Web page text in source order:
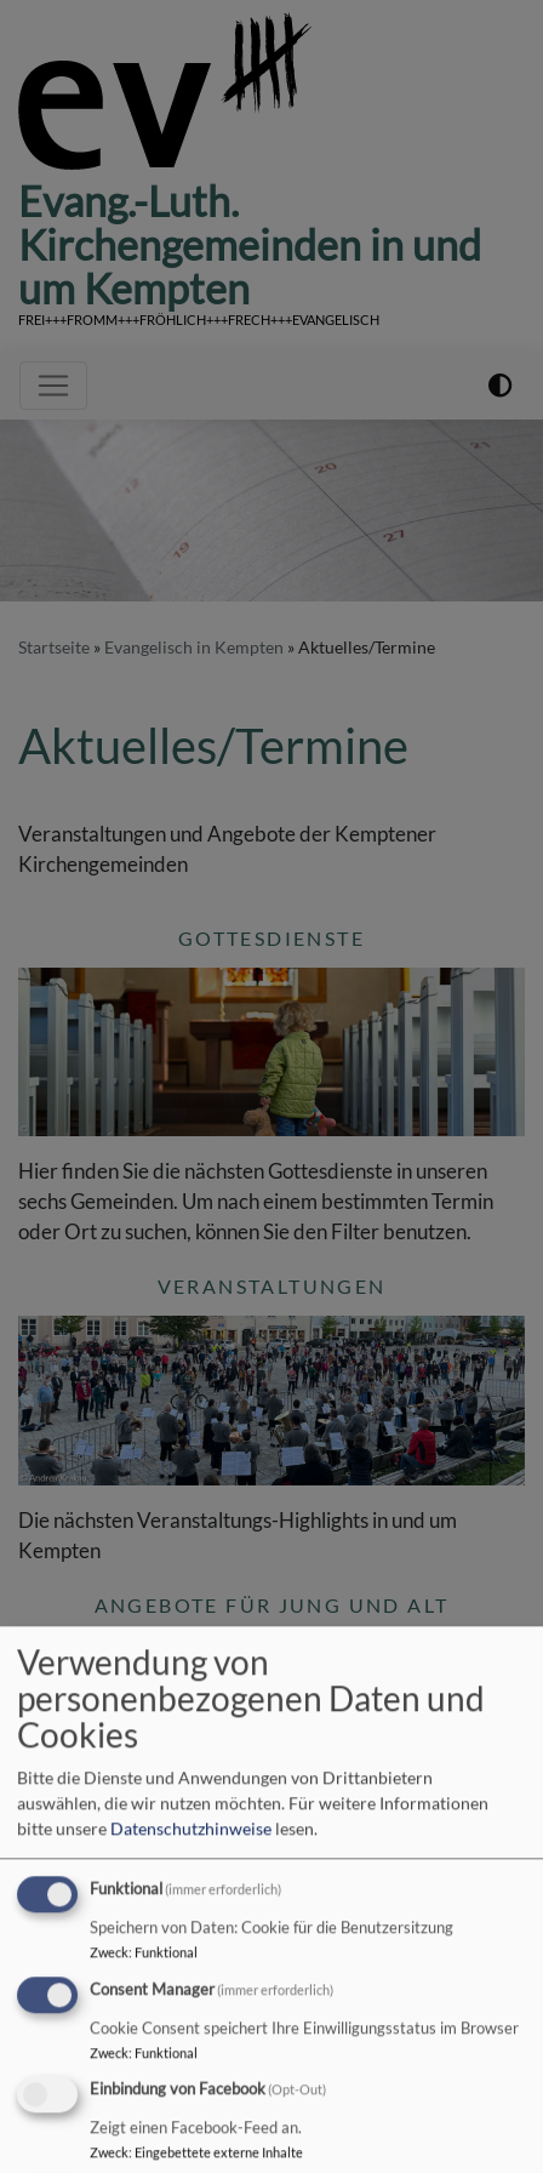
Inhalt
Evang.-Luth.
Kirchengemeinden in und
um Kempten
FREI+++FROMM+++FRÖHLICH+++FRECH+++EVANGELISCH
Hauptnavigation
Startseite Evangelisch in Kempten Aktuelles/Termine
Aktuelles/Termine
Veranstaltungen und Angebote der Kemptener
Kirchengemeinden
GOTTESDIENSTE
Hier finden Sie die nächsten Gottesdienste in unseren
sechs Gemeinden. Um nach einem bestimmten Termin
oder Ort zu suchen, können Sie den Filter benutzen.
VERANSTALTUNGEN
Die nächsten Veranstaltungs-Highlights in und um
Kempten
ANGEBOTE FÜR JUNG UND ALT
KIRCHENMUSIK
Kirchenmusik an der St.-Mang-Kirche
ÖKUMENISCHES FRIEDENSGEBET
Verwendung von
personenbezogenen Daten und
Cookies
Bitte die Dienste und Anwendungen von Drittanbietern
auswählen, die wir nutzen möchten. Für weitere Informationen
bitte unsere Datenschutzhinweise lesen.
Funktional (immer erforderlich)
Speichern von Daten: Cookie für die Benutzersitzung
Zweck: Funktional
Consent Manager(immer erforderlich)
Cookie Consent speichert Ihre Einwilligungsstatus im Browser
Zweck: Funktional
Einbindung von Facebook(Opt-Out)
Zeigt einen Facebook-Feed an.
Zweck: Eingebettete externe Inhalte